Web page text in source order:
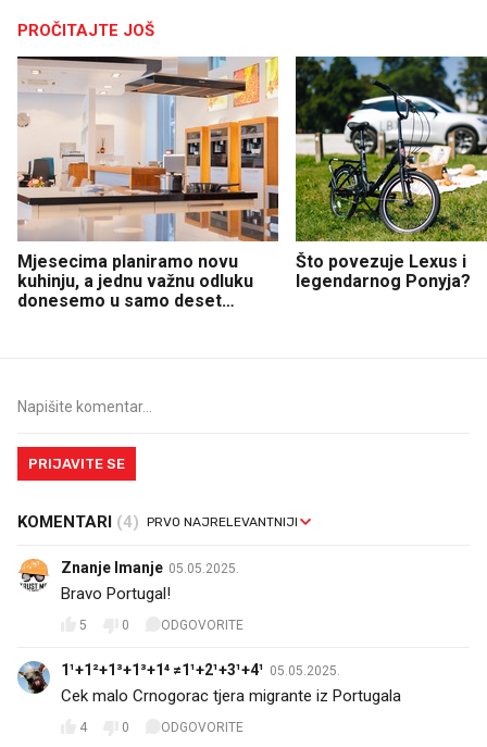
PROČITAJTE JOŠ
Mjesecima planiramo novu
kuhinju, a jednu važnu odluku
donesemo u samo deset
Što povezuje Lexus i
legendarnog Ponyja?
PRIJAVITE SE
KOMENTARI (4)
Znanje Imanje 05.05.2025.
Bravo Portugal!
5 0 ODGOVORITE
1¹+1²+1³+1³+1⁴ ≠1¹+2¹+3¹+4¹ 05.05.2025.
Cek malo Crnogorac tjera migrante iz Portugala 🤣🤣🤣
4 0 ODGOVORITE